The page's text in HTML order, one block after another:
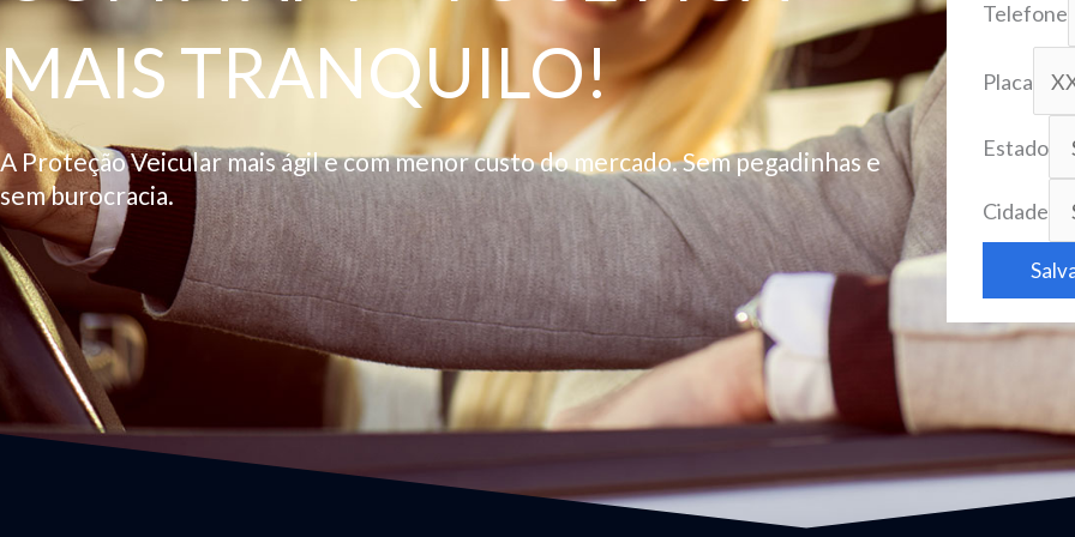
MAIS TRANQUILO!
A Proteção Veicular mais ágil e com menor custo do mercado. Sem pegadinhas e
sem burocracia.
Telefone
Placa
Estado
Cidade